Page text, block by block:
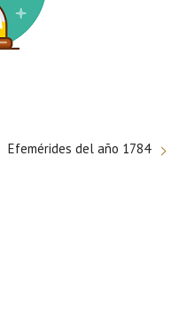
Efemérides del año 1784